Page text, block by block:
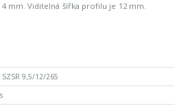
mm. Viditelná šířka profilu je 12 mm.
SZSR 9,5/12/265